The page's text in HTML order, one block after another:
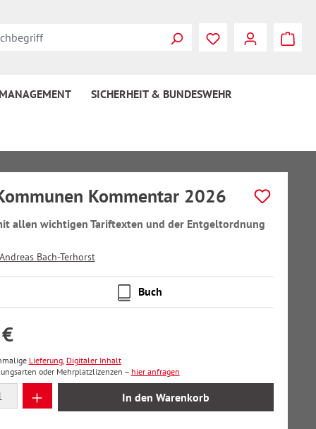
SICHERHEIT & BUNDESWEHR
Kommentar 2026
allen wichtigen Tariftexten und der Entgeltordnung
Andreas Bach-Terhorst
Buch
Lieferung, Digitaler Inhalt
oder Mehrplatzlizenzen – hier anfragen
Anzahl: Gib den gewünschten Wert ein
In den Warenkorb